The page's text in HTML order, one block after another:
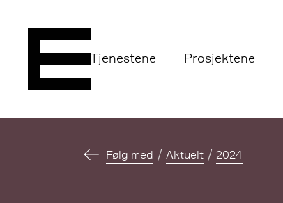
Tjenestene Prosjektene
Følg med Aktuelt 2024